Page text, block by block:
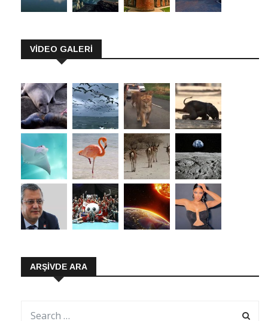
VİDEO GALERİ
ARŞIVDE ARA